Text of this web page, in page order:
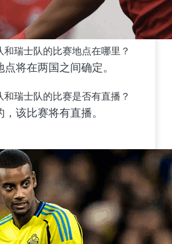
和瑞士队的比赛地点在哪里？
点将在两国之间确定。
和瑞士队的比赛是否有直播？
，该比赛将有直播。